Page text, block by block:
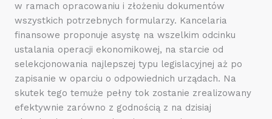
w ramach opracowaniu i złożeniu dokumentów
wszystkich potrzebnych formularzy. Kancelaria
finansowe proponuje asystę na wszelkim odcinku
ustalania operacji ekonomikowej, na starcie od
selekcjonowania najlepszej typu legislacyjnej aż po
zapisanie w oparciu o odpowiednich urządach. Na
skutek tego temuże pełny tok zostanie zrealizowany
efektywnie zarówno z godnością z na dzisiaj